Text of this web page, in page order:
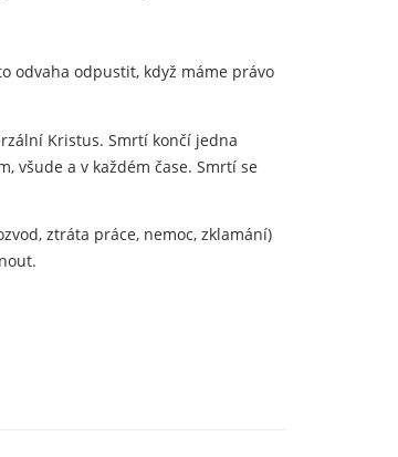
odvaha odpustit, když máme právo
Kristus. Smrtí končí jedna
všude a v každém čase. Smrtí se
ztráta práce, nemoc, zklamání)